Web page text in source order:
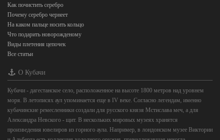
Как почистить серебро
Почему серебро чернеет
На каком пальце носить кольцо
Что подарить новорожденому
Виды плетения цепочек
Все статьи
О Кубачи
Кубачи - дагестанское село, расположенное на высоте 1800 метров над уровнем
моря. В летописях аул упоминается еще в IV веке. Согласно легендам, именно
кубачинские ремесленники создали для русского князя Мстислава меч, а для
Александра Невского - щит. В нескольких мировых музеях хранятся
произведения ювелиров из горного аула. Например, в лондонском музее Виктории